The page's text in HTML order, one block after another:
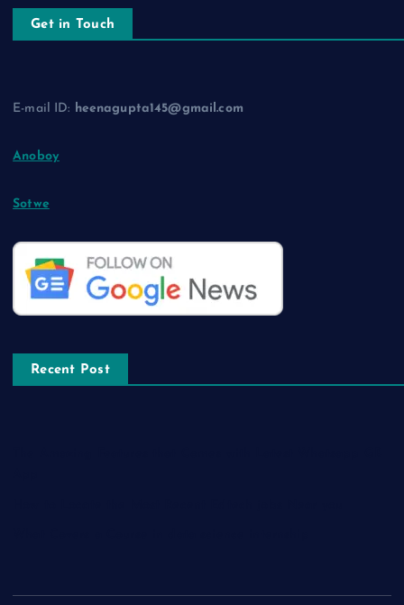
Get in Touch
E-mail ID: heenagupta145@gmail.com
Anoboy
Sotwe
Recent Post